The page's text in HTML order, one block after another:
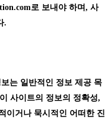
로 보내야 하며, 사
.
는 일반적인 정보 제공 목
사이트의 정보의 정확성,
이거나 묵시적인 어떠한 진